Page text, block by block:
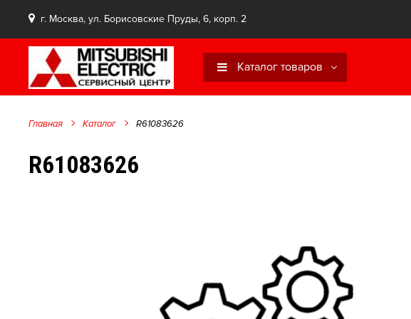
г. Москва, ул. Борисовские Пруды, 6, корп. 2
Каталог товаров
Главная Каталог R61083626
R61083626